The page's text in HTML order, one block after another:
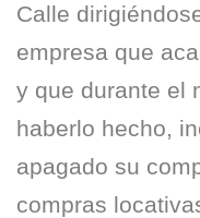
Calle
empresa que
y que durante el
haberlo hecho,
apagado su
compras